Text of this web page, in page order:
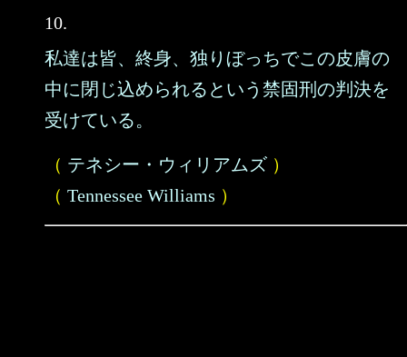
10.
私達は皆、終身、独りぼっちでこの皮膚の
中に閉じ込められるという禁固刑の判決を
受けている。
（ テネシー・ウィリアムズ ）
（ Tennessee Williams ）